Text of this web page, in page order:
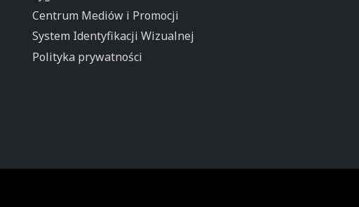
Centrum Mediów i Promocji
System Identyfikacji Wizualnej
Polityka prywatności